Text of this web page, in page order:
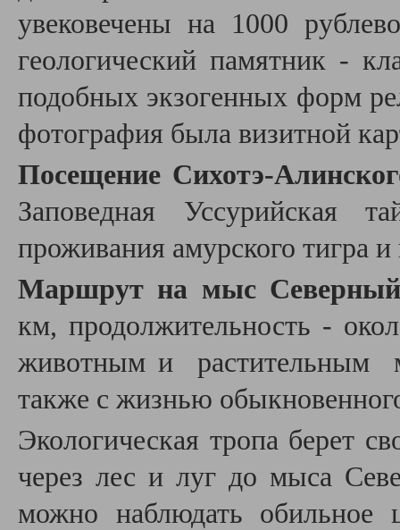
увековечены на 1000
геологический памятник -
подобных экзогенных форм
фотография была визитной
Посещение Сихотэ-
Заповедная Уссурийская
проживания амурского тигра
Маршрут на мыс Северный
км, продолжительность -
животным и растительным
также с жизнью
Экологическая тропа берет
через лес и луг до мыса
можно наблюдать обильное